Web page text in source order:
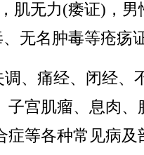
肌无力(痿证)，男
无名肿毒等疮疡
、痛经、闭经、
子宫肌瘤、息肉、
症等各种常见病及